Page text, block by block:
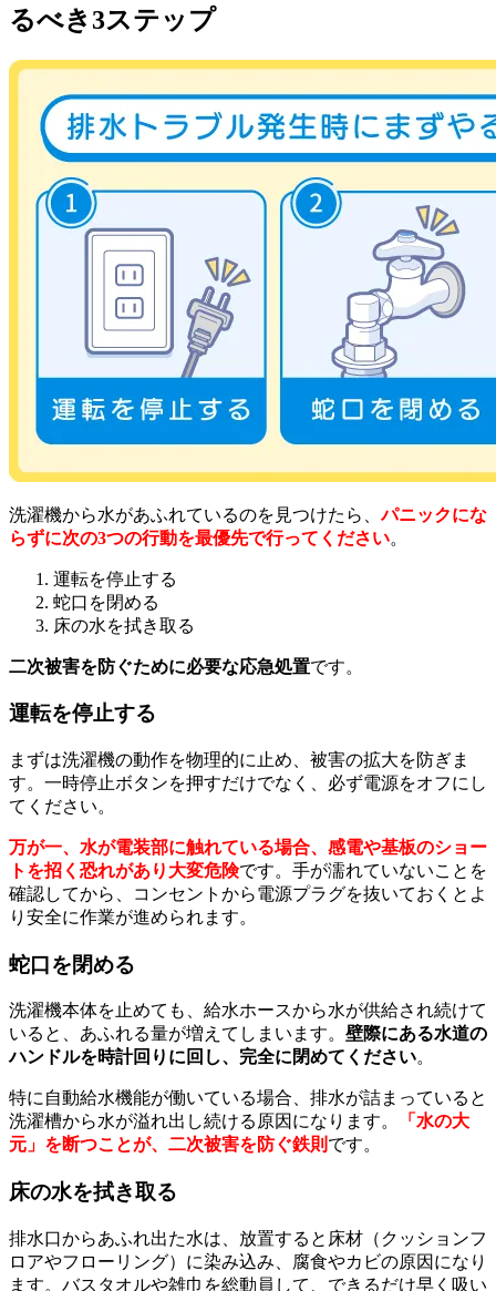
るべき3ステップ
洗濯機から水があふれているのを見つけたら、パニックにな
らずに次の3つの行動を最優先で行ってください。
運転を停止する
蛇口を閉める
床の水を拭き取る
二次被害を防ぐために必要な応急処置です。
運転を停止する
まずは洗濯機の動作を物理的に止め、被害の拡大を防ぎま
す。一時停止ボタンを押すだけでなく、必ず電源をオフにし
てください。
万が一、水が電装部に触れている場合、感電や基板のショー
トを招く恐れがあり大変危険です。手が濡れていないことを
確認してから、コンセントから電源プラグを抜いておくとよ
り安全に作業が進められます。
蛇口を閉める
洗濯機本体を止めても、給水ホースから水が供給され続けて
いると、あふれる量が増えてしまいます。 壁際にある水道の
ハンドルを時計回りに回し、完全に閉めてください。
特に自動給水機能が働いている場合、排水が詰まっていると
洗濯槽から水が溢れ出し続ける原因になります。
「水の大
元」を断つことが、二次被害を防ぐ鉄則 です。
床の水を拭き取る
排水口からあふれ出た水は、放置すると床材（クッションフ
ロアやフローリング）に染み込み、腐食やカビの原因になり
ます。バスタオルや雑巾を総動員して、できるだけ早く吸い